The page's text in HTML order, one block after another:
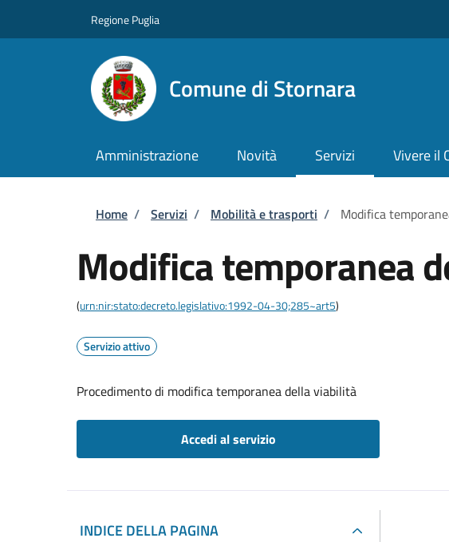
Regione Puglia
Comune di Stornara
Amministrazione Novità Servizi Vivere il
Briciole di pane
Home / Servizi / Mobilità e trasporti / Modifica
Modifica temporanea
(urn:nir:stato:decreto.legislativo:1992-04-30;285~art5)
Servizio attivo
Procedimento di modifica temporanea della viabilità
Accedi al servizio
INDICE DELLA PAGINA